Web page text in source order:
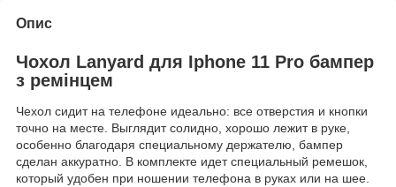
Опис
Чохол Lanyard для Iphone 11 Pro бампер
з ремінцем
Чехол сидит на телефоне идеально: все отверстия и кнопки
точно на месте. Выглядит солидно, хорошо лежит в руке,
особенно благодаря специальному держателю, бампер
сделан аккуратно. В комплекте идет специальный ремешок,
который удобен при ношении телефона в руках или на шее.